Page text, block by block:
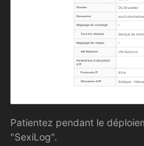
Patientez pendant le
"SexiLog".